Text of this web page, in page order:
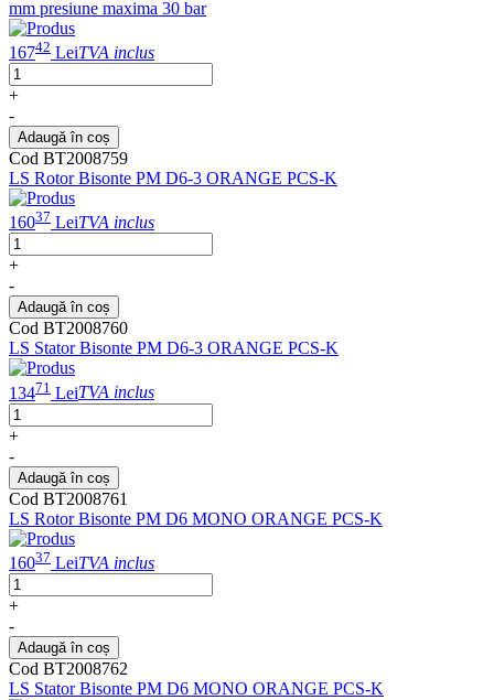
mm presiune maxima 30 bar
16742 LeiTVA inclus
+
-
Adaugă în coș
Cod BT2008759
LS Rotor Bisonte PM D6-3 ORANGE PCS-K
16037 LeiTVA inclus
+
-
Adaugă în coș
Cod BT2008760
LS Stator Bisonte PM D6-3 ORANGE PCS-K
13471 LeiTVA inclus
+
-
Adaugă în coș
Cod BT2008761
LS Rotor Bisonte PM D6 MONO ORANGE PCS-K
16037 LeiTVA inclus
+
-
Adaugă în coș
Cod BT2008762
LS Stator Bisonte PM D6 MONO ORANGE PCS-K